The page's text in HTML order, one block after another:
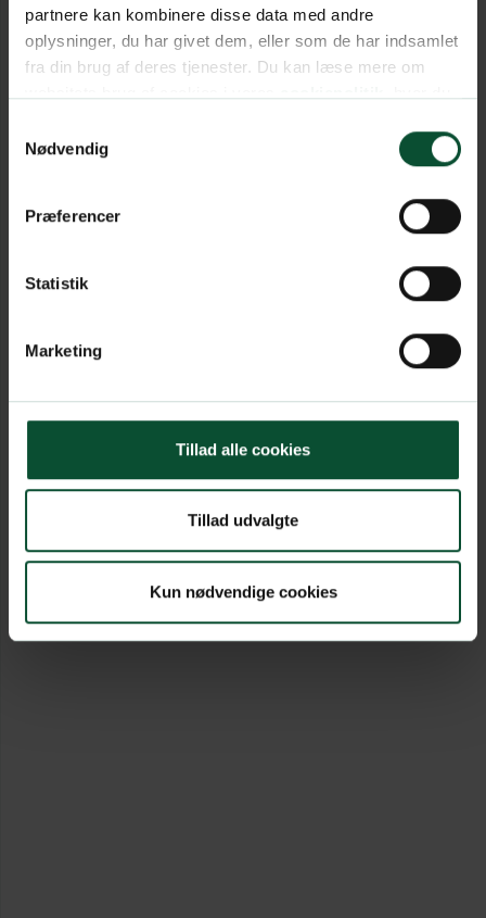
partnere kan kombinere disse data med andre
oplysninger, du har givet dem, eller som de har indsamlet
fra din brug af deres tjenester. Du kan læse mere om
Nødvendig
Præferencer
Statistik
Marketing
Tillad alle cookies
Tillad udvalgte
Kun nødvendige cookies